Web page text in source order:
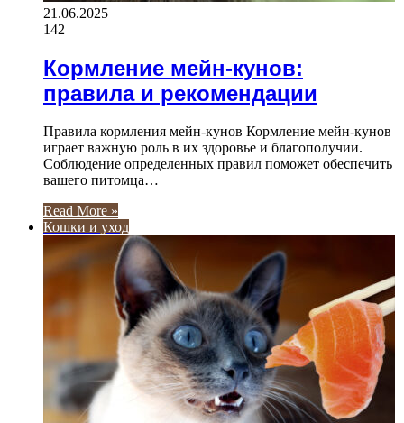
21.06.2025
142
Кормление мейн-кунов:
правила и рекомендации
Правила кормления мейн-кунов Кормление мейн-кунов
играет важную роль в их здоровье и благополучии.
Соблюдение определенных правил поможет обеспечить
вашего питомца…
Read More »
Кошки и уход